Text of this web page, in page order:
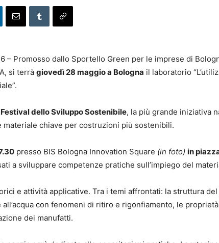
– Promosso dallo Sportello Green per le imprese di
si terrà giovedì 28 maggio a Bologna il laboratorio
Festival dello Sviluppo Sostenibile, la più grande iniziativa
chiave per costruzioni più sostenibili.
presso BIS Bologna Innovation Square (in foto) in
a sviluppare competenze pratiche sull’impiego del
e attività applicative. Tra i temi affrontati: la struttura
con fenomeni di ritiro e rigonfiamento, le
dei manufatti.